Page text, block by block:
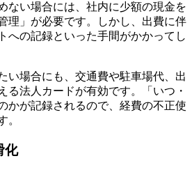
ない場合には、社内に少額の現金を
理」が必要です。しかし、出費に伴
への記録といった手間がかかってし
い場合にも、交通費や駐車場代、出
る法人カードが有効です。「いつ・
かが記録されるので、経費の不正使
。
化